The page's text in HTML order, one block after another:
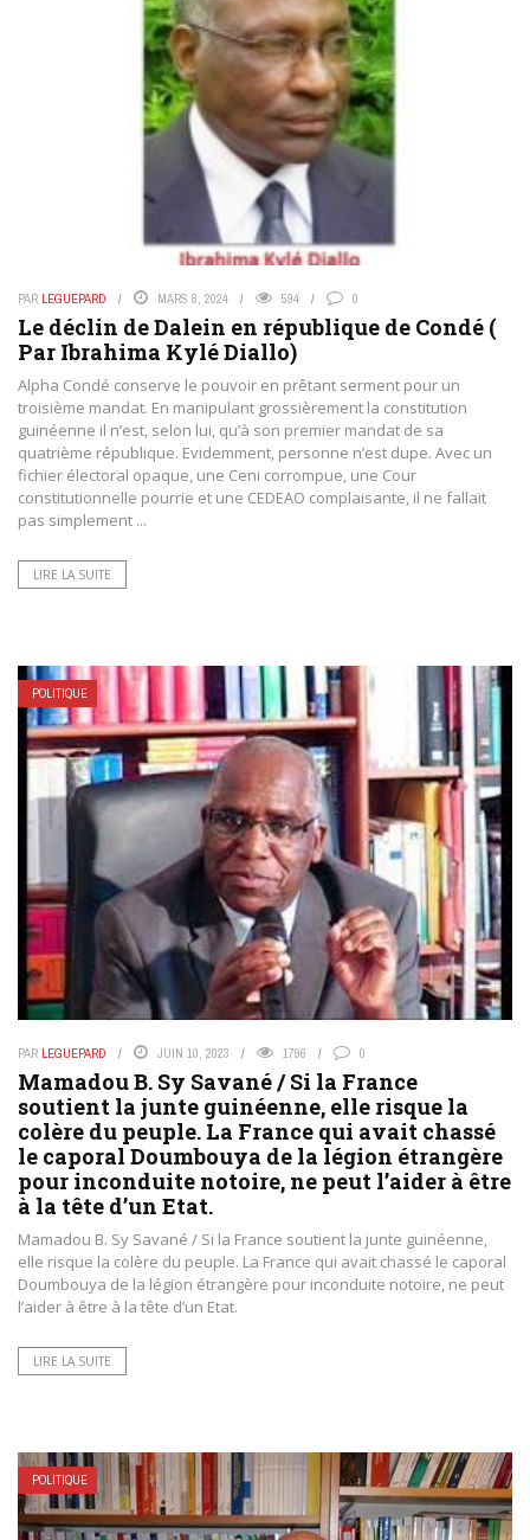
PAR LEGUEPARD MARS 8, 2024 594 0
Le déclin de Dalein en république de Condé (
Par Ibrahima Kylé Diallo)
Alpha Condé conserve le pouvoir en prêtant serment pour un
troisième mandat. En manipulant grossièrement la constitution
guinéenne il n’est, selon lui, qu’à son premier mandat de sa
quatrième république. Evidemment, personne n’est dupe. Avec un
fichier électoral opaque, une Ceni corrompue, une Cour
constitutionnelle pourrie et une CEDEAO complaisante, il ne fallait
pas simplement ...
LIRE LA SUITE
POLITIQUE
PAR LEGUEPARD JUIN 10, 2023 1796 0
Mamadou B. Sy Savané / Si la France
soutient la junte guinéenne, elle risque la
colère du peuple. La France qui avait chassé
le caporal Doumbouya de la légion étrangère
pour inconduite notoire, ne peut l’aider à être
à la tête d’un Etat.
Mamadou B. Sy Savané / Si la France soutient la junte guinéenne,
elle risque la colère du peuple. La France qui avait chassé le caporal
Doumbouya de la légion étrangère pour inconduite notoire, ne peut
l’aider à être à la tête d’un Etat.
LIRE LA SUITE
POLITIQUE